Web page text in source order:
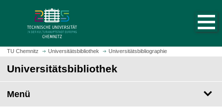
z
m
t
e
i
t
TU Chemnitz Universitätsbibliothek Universitätsbibliographie
Universitätsbibliothek
Menü